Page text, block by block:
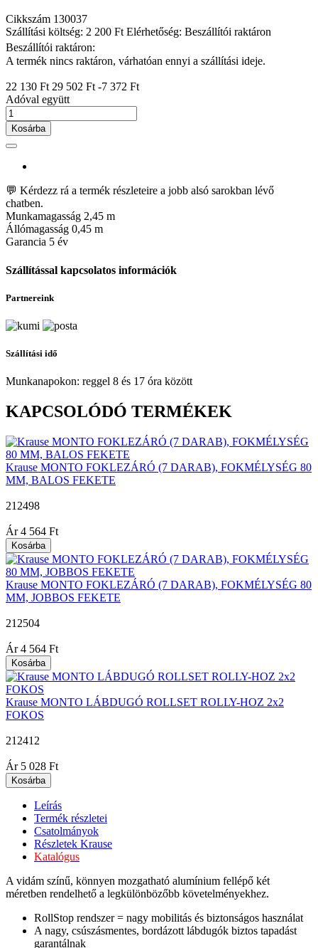
Cikkszám 130037
Szállítási költség: 2 200 FtElérhetőség: Beszállítói raktáron
Beszállítói raktáron:
A termék nincs raktáron, várhatóan ennyi a szállítási ideje.
22 130 Ft 29 502 Ft -7 372 Ft
Adóval együtt
Kosárba
💬 Kérdezz rá a termék részleteire a jobb alsó sarokban lévő
chatben.
Munkamagasság 2,45 m
Állómagasság 0,45 m
Garancia 5 év
Szállítással kapcsolatos információk
Partnereink
Szállítási idő
Munkanapokon: reggel 8 és 17 óra között
KAPCSOLÓDÓ TERMÉKEK
Krause MONTO FOKLEZÁRÓ (7 DARAB), FOKMÉLYSÉG 80
MM, BALOS FEKETE
212498
Ár 4 564 Ft
Kosárba
Krause MONTO FOKLEZÁRÓ (7 DARAB), FOKMÉLYSÉG 80
MM, JOBBOS FEKETE
212504
Ár 4 564 Ft
Kosárba
Krause MONTO LÁBDUGÓ ROLLSET ROLLY-HOZ 2x2
FOKOS
212412
Ár 5 028 Ft
Kosárba
Leírás
Termék részletei
Csatolmányok
Részletek Krause
Katalógus
A vidám színű, könnyen mozgatható alumínium fellépő két
méretben rendelhető a legkülönbözőbb követelményekhez.
RollStop rendszer = nagy mobilitás és biztonságos használat
A nagy, csúszásmentes, bordázott lábdugók biztos tapadást
garantálnak